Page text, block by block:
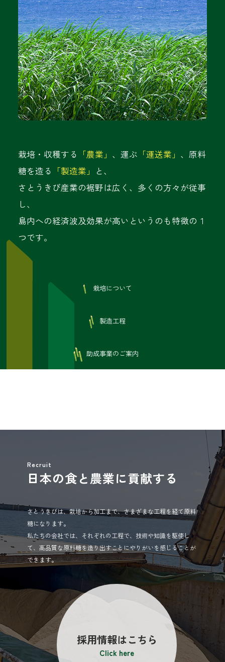
栽培・収穫する 「農業」 、運ぶ 「運送業」 、原料
糖を造る 「製造業」
と、
さとうきび産業の裾野は広く、多くの方々が従事
し、
島内への経済波及効果が高いというのも特徴の１
つです。
栽培について
製造工程
助成事業のご案内
Recruit
日本の食と農業に貢献する
さとうきびは、栽培から加工まで、さまざまな工程を経て原料
糖になります。
私たちの会社では、それぞれの工程で、技術や知識を駆使し
て、高品質な原料糖を造り出すことにやりがいを感じることが
できます。
採用情報はこちら